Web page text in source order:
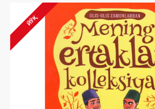
ЙЎҚ